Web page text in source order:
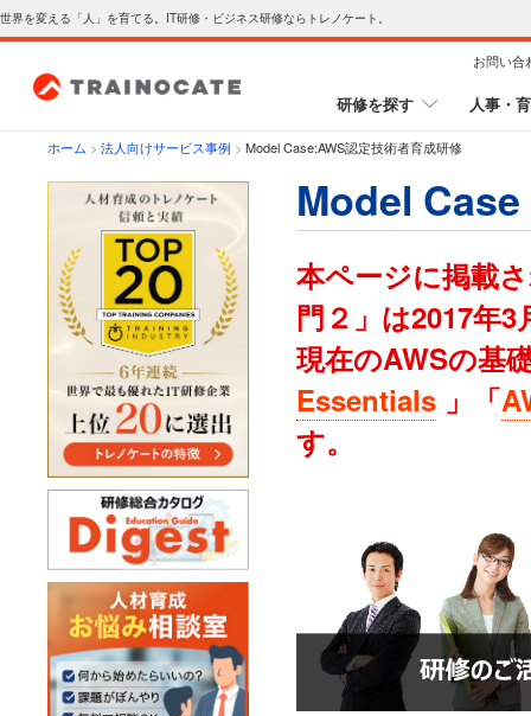
世界を変える「人」を育てる。IT研修・ビジネス研修ならトレノケート。
お問い合
研修を探す 人事・
ホーム > 法人向けサービス事例 > Model Case:AWS認定技術者育成研修
Model
本ページに掲載
門２」は2017年
現在のAWSの基
Essentials 」「
す。